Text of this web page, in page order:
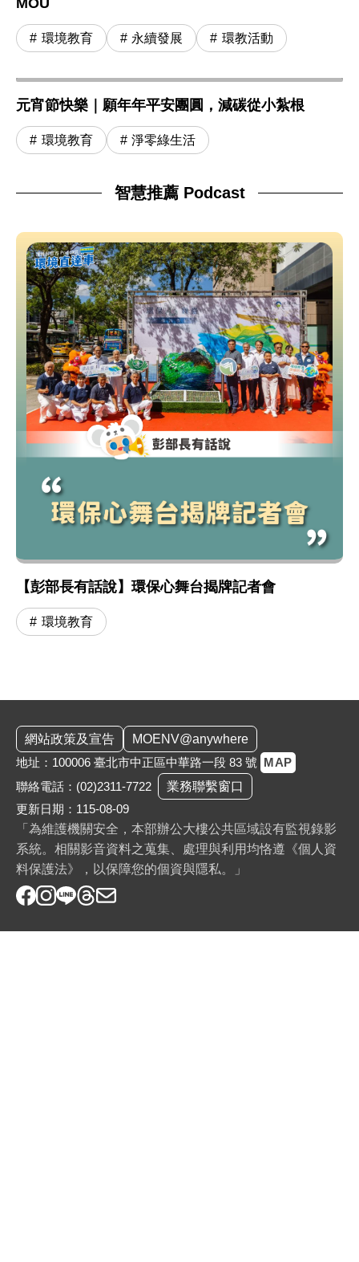
MOU
環境教育 永續發展 環教活動
元宵節快樂｜願年年平安團圓，減碳從小紮根
環境教育 淨零綠生活
智慧推薦 Podcast
【彭部長有話說】環保心舞台揭牌記者會
環境教育
網站政策及宣告
MOENV@anywhere
地址：100006 臺北市中正區中華路一段 83 號 MAP
聯絡電話： (02)2311-7722
業務聯繫窗口
更新日期：115-08-09
「為維護機關安全，本部辦公大樓公共區域設有監視錄影
系統。相關影音資料之蒐集、處理與利用均恪遵《個人資
料保護法》，以保障您的個資與隱私。」